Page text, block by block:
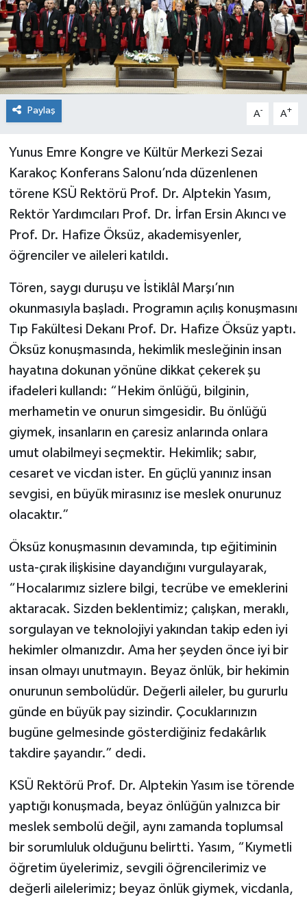
Paylaş A- A+
Yunus Emre Kongre ve Kültür Merkezi Sezai
Karakoç Konferans Salonu’nda düzenlenen
törene KSÜ Rektörü Prof. Dr. Alptekin Yasım,
Rektör Yardımcıları Prof. Dr. İrfan Ersin Akıncı ve
Prof. Dr. Hafize Öksüz, akademisyenler,
öğrenciler ve aileleri katıldı.
Tören, saygı duruşu ve İstiklâl Marşı’nın
okunmasıyla başladı. Programın açılış konuşmasını
Tıp Fakültesi Dekanı Prof. Dr. Hafize Öksüz yaptı.
Öksüz konuşmasında, hekimlik mesleğinin insan
hayatına dokunan yönüne dikkat çekerek şu
ifadeleri kullandı: “Hekim önlüğü, bilginin,
merhametin ve onurun simgesidir. Bu önlüğü
giymek, insanların en çaresiz anlarında onlara
umut olabilmeyi seçmektir. Hekimlik; sabır,
cesaret ve vicdan ister. En güçlü yanınız insan
sevgisi, en büyük mirasınız ise meslek onurunuz
olacaktır.”
Öksüz konuşmasının devamında, tıp eğitiminin
usta-çırak ilişkisine dayandığını vurgulayarak,
“Hocalarımız sizlere bilgi, tecrübe ve emeklerini
aktaracak. Sizden beklentimiz; çalışkan, meraklı,
sorgulayan ve teknolojiyi yakından takip eden iyi
hekimler olmanızdır. Ama her şeyden önce iyi bir
insan olmayı unutmayın. Beyaz önlük, bir hekimin
onurunun sembolüdür. Değerli aileler, bu gururlu
günde en büyük pay sizindir. Çocuklarınızın
bugüne gelmesinde gösterdiğiniz fedakârlık
takdire şayandır.” dedi.
KSÜ Rektörü Prof. Dr. Alptekin Yasım ise törende
yaptığı konuşmada, beyaz önlüğün yalnızca bir
meslek sembolü değil, aynı zamanda toplumsal
bir sorumluluk olduğunu belirtti. Yasım, “Kıymetli
öğretim üyelerimiz, sevgili öğrencilerimiz ve
değerli ailelerimiz; beyaz önlük giymek, vicdanla,